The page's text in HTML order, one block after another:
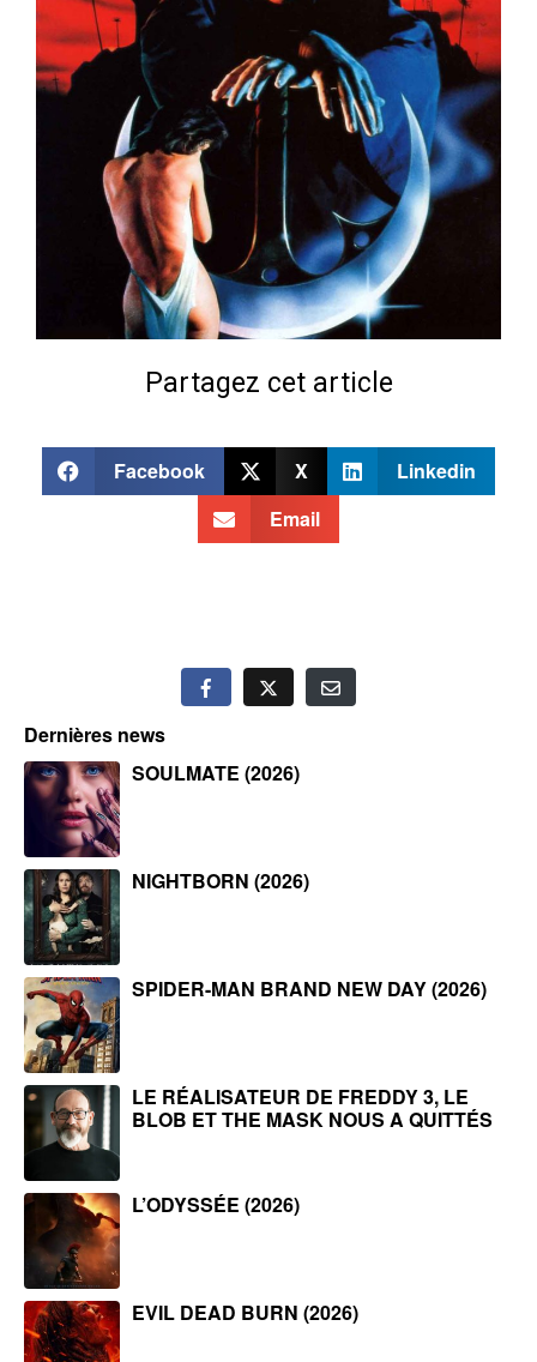
Partagez cet article
Facebook X
Linkedin
Email
Dernières news
SOULMATE (2026)
NIGHTBORN (2026)
SPIDER-MAN BRAND NEW DAY (2026)
LE RÉALISATEUR DE FREDDY 3, LE
BLOB ET THE MASK NOUS A QUITTÉS
L’ODYSSÉE (2026)
EVIL DEAD BURN (2026)